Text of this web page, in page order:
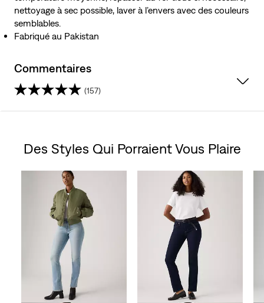
nettoyage à sec possible, laver à l’envers avec des couleurs
semblables.
Fabriqué au Pakistan
Commentaires
(157)
sur
5.
évaluations
Des Styles Qui Porraient Vous Plaire